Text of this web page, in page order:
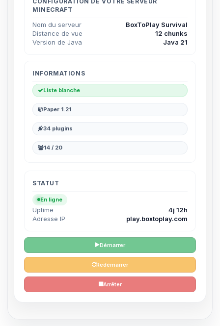
MINECRAFT
Nom du serveur
BoxToPlay Survival
Distance de vue
12 chunks
Version de Java
Java 21
INFORMATIONS
Liste blanche
Paper 1.21
34 plugins
14 / 20
STATUT
En ligne
Uptime
4j 12h
Adresse IP
play.boxtoplay.com
Démarrer
Redémarrer
Arrêter
assistant BoxToPlay. Dis-moi ce dont
tu as besoin et je vais remuer mes
petits circuits pour t’aider.
06/08/2026 à 13:30